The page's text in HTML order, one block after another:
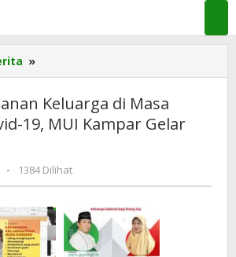
»
Ketahanan
di
Masa
19,
MUI
Kampar
Gelar
WEBINAR
Keluarga di Masa
19, MUI Kampar Gelar
oleh
admin
kampar
- 1384 Dilihat